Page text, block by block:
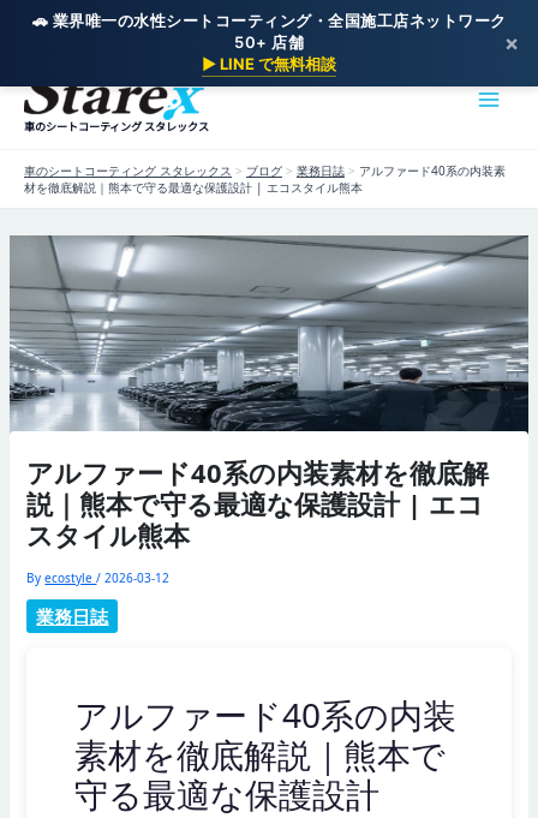
🚗 業界唯一の水性シートコーティング・全国施工店ネットワーク
50+ 店舗
▶ LINE で無料相談
×
容
車のシートコーティング スタレックス
車のシートコーティング スタレックス > ブログ > 業務日誌 > アルファード40系の内装素
材を徹底解説｜熊本で守る最適な保護設計 | エコスタイル熊本
アルファード40系の内装素材を徹底解
説｜熊本で守る最適な保護設計 | エコ
スタイル熊本
Byecostyle/2026-03-12
業務日誌
アルファード40系の内装
素材を徹底解説｜熊本で
守る最適な保護設計